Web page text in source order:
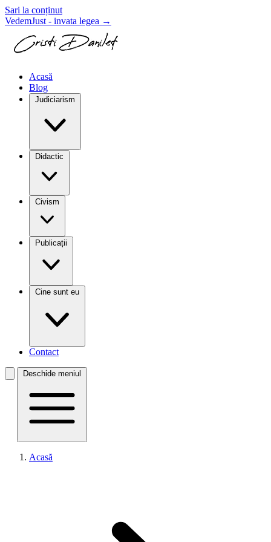
Sari la conținut
VedemJust - invata legea →
Acasă
Blog
Judiciarism
Didactic
Civism
Publicații
Cine sunt eu
Contact
Deschide meniul
Acasă